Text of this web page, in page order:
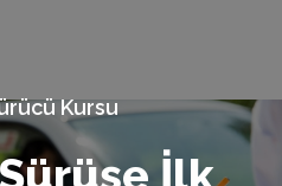
Kursu
İlk